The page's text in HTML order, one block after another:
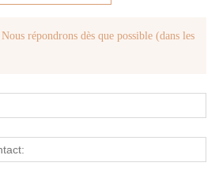
répondrons dès que possible (dans les